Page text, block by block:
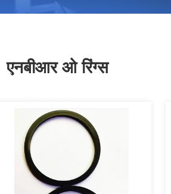
एनबीआर ओ रिंग्स